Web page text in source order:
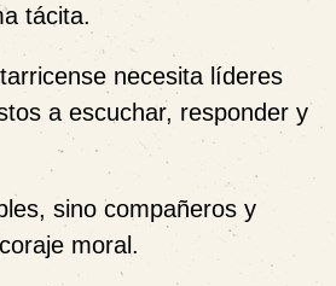
tácita.
necesita líderes
a escuchar, responder y
sino compañeros y
moral.